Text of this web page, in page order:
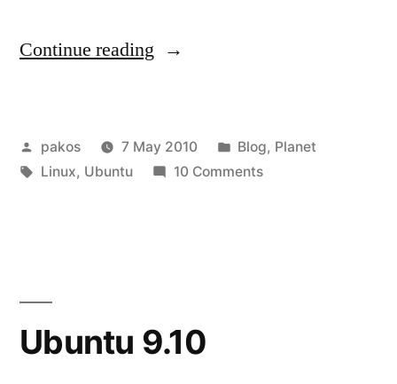
Continue reading “oj
;-)”
Posted
by
pakos 7 May 2010
Posted
in
Blog, Planet
Tags:
Linux, Ubuntu 10 Commentson
Ubuntu 9.10